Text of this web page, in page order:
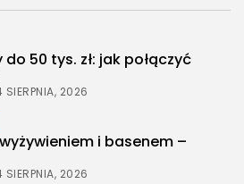
50 tys. zł: jak połączyć
SIERPNIA, 2026
i basenem –
SIERPNIA, 2026